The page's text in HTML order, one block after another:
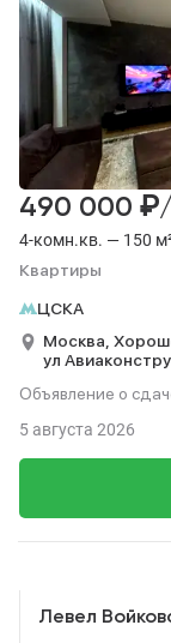
4-комн.кв. — 150
Квартиры
490 000 ₽
ЦСКА
Москва,
ул
Объявление о
5 августа 2026
Левел